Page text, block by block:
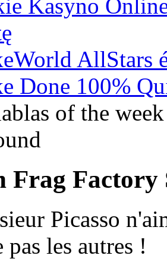
Kasyno
AllStars
Done 100%
of the week
Frag Factory
Picasso
pas les autres !